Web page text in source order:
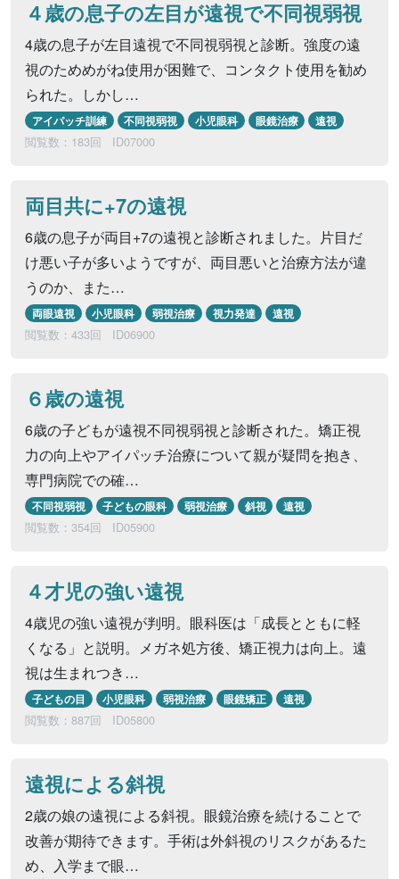
４歳の息子の左目が遠視で不同視弱視
4歳の息子が左目遠視で不同視弱視と診断。強度の遠
視のためめがね使用が困難で、コンタクト使用を勧め
られた。しかし…
アイパッチ訓練 不同視弱視 小児眼科 眼鏡治療 遠視
閲覧数：183回 ID07000
両目共に+7の遠視
6歳の息子が両目+7の遠視と診断されました。片目だ
け悪い子が多いようですが、両目悪いと治療方法が違
うのか、また…
両眼遠視 小児眼科 弱視治療 視力発達 遠視
閲覧数：433回 ID06900
６歳の遠視
6歳の子どもが遠視不同視弱視と診断された。矯正視
力の向上やアイパッチ治療について親が疑問を抱き、
専門病院での確…
不同視弱視 子どもの眼科 弱視治療 斜視 遠視
閲覧数：354回 ID05900
４才児の強い遠視
4歳児の強い遠視が判明。眼科医は「成長とともに軽
くなる」と説明。メガネ処方後、矯正視力は向上。遠
視は生まれつき…
子どもの目 小児眼科 弱視治療 眼鏡矯正 遠視
閲覧数：887回 ID05800
遠視による斜視
2歳の娘の遠視による斜視。眼鏡治療を続けることで
改善が期待できます。手術は外斜視のリスクがあるた
め、入学まで眼…